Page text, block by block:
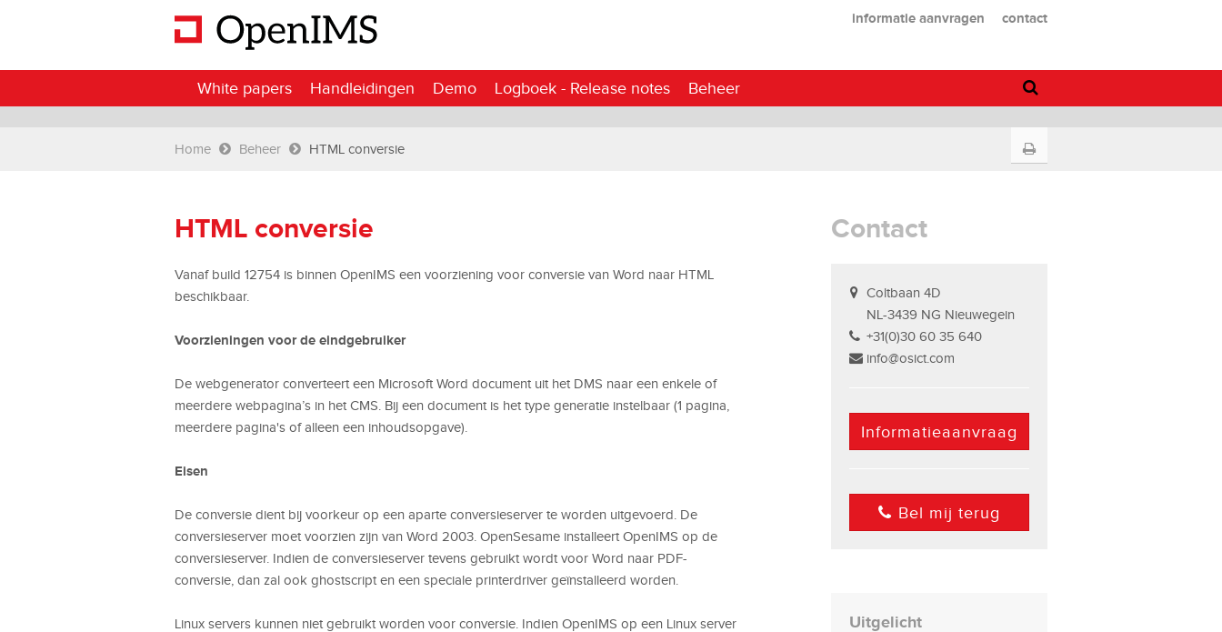
Home Beheer HTML conversie
HTML conversie
Vanaf build 12754 is binnen OpenIMS een voorziening voor conversie van Word naar HTML
beschikbaar.
Voorzieningen voor de eindgebruiker
De webgenerator converteert een Microsoft Word document uit het DMS naar een enkele of
meerdere webpagina’s in het CMS. Bij een document is het type generatie instelbaar (1 pagina,
meerdere pagina's of alleen een inhoudsopgave).
Eisen
De conversie dient bij voorkeur op een aparte conversieserver te worden uitgevoerd. De
conversieserver moet voorzien zijn van Word 2003. OpenSesame installeert OpenIMS op de
conversieserver. Indien de conversieserver tevens gebruikt wordt voor Word naar PDF-
conversie, dan zal ook ghostscript en een speciale printerdriver geïnstalleerd worden.
Linux servers kunnen niet gebruikt worden voor conversie. Indien OpenIMS op een Linux server
Contact
Coltbaan 4D
NL-3439 NG Nieuwegein
+31(0)30 60 35 640
info@osict.com
Informatieaanvraag
Bel mij terug
Uitgelicht
informatie aanvragen contact
White papers Handleidingen Demo Logboek - Release notes Beheer